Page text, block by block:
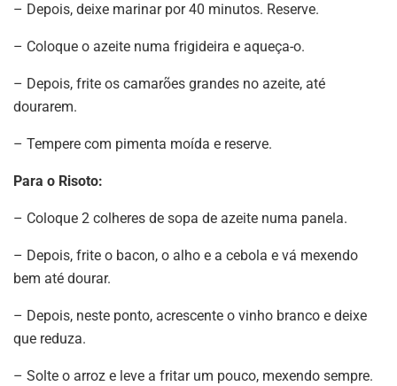
– Depois, deixe marinar por 40 minutos. Reserve.
– Coloque o azeite numa frigideira e aqueça-o.
– Depois, frite os camarões grandes no azeite, até
dourarem.
– Tempere com pimenta moída e reserve.
Para o Risoto:
– Coloque 2 colheres de sopa de azeite numa panela.
– Depois, frite o bacon, o alho e a cebola e vá mexendo
bem até dourar.
– Depois, neste ponto, acrescente o vinho branco e deixe
que reduza.
– Solte o arroz e leve a fritar um pouco, mexendo sempre.